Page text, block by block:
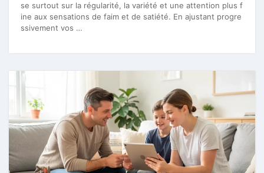
se surtout sur la régularité, la variété et une attention plus f
ine aux sensations de faim et de satiété. En ajustant progre
ssivement vos …